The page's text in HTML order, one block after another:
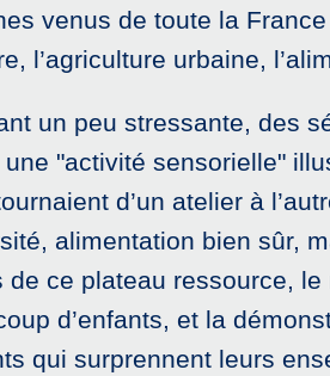
venus de toute la
l’agriculture urbaine,
un peu stressante, des
"activité sensorielle"
d’un atelier à
alimentation bien sûr,
de ce plateau ressource,
d’enfants, et la
qui surprennent leurs